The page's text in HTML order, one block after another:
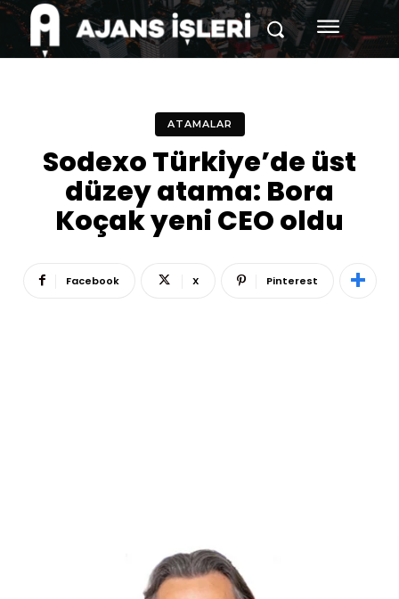
ATAMALAR
Sodexo Türkiye’de üst
düzey atama: Bora
Koçak yeni CEO oldu
Facebook X Pinterest